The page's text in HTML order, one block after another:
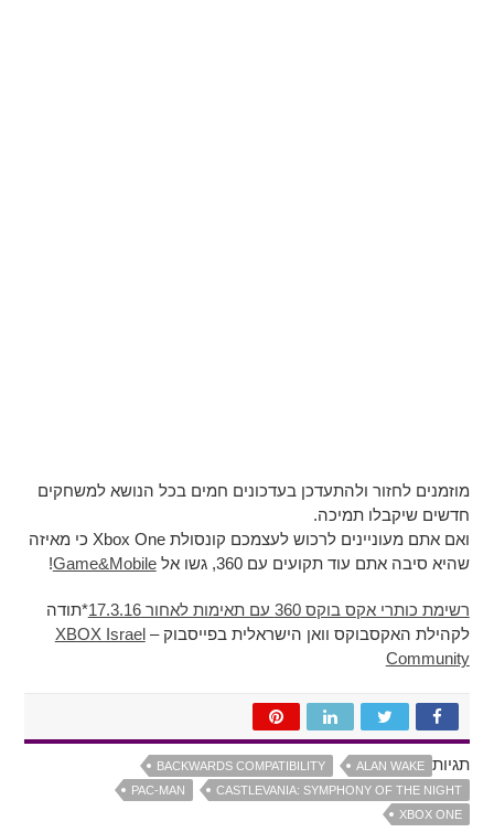
מוזמנים לחזור ולהתעדכן בעדכונים חמים בכל הנושא למשחקים
חדשים שיקבלו תמיכה.
ואם אתם מעוניינים לרכוש לעצמכם קונסולת Xbox One כי מאיזה
שהיא סיבה אתם עוד תקועים עם 360, גשו אל
Game&Mobile
!
רשימת כותרי אקס בוקס 360 עם תאימות לאחור 17.3.16
*תודה
לקהילת האקסבוקס וואן הישראלית בפייסבוק –XBOX Israel
Community
תגיות ALAN WAKE
BACKWARDS COMPATIBILITY
CASTLEVANIA: SYMPHONY OF THE NIGHT
PAC-MAN
XBOX ONE